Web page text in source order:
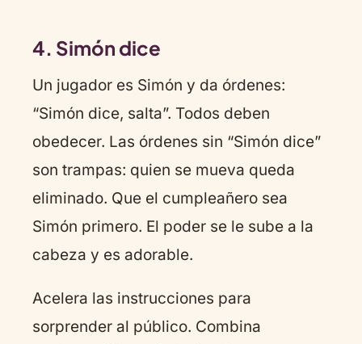
4. Simón dice
Un jugador es Simón y da órdenes:
“Simón dice, salta”. Todos deben
obedecer. Las órdenes sin “Simón dice”
son trampas: quien se mueva queda
eliminado. Que el cumpleañero sea
Simón primero. El poder se le sube a la
cabeza y es adorable.
Acelera las instrucciones para
sorprender al público. Combina